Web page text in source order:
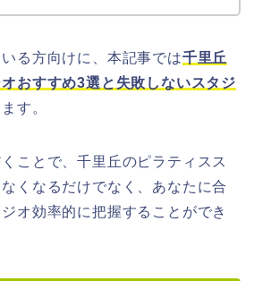
る方向けに、本記事では千里丘
おすすめ3選と失敗しないスタジ
す。
ことで、千里丘のピラティスス
くなるだけでなく、あなたに合
オ効率的に把握することができ